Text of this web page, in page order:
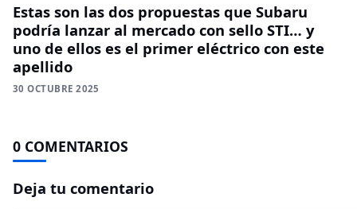
Estas son las dos propuestas que Subaru
podría lanzar al mercado con sello STI… y
uno de ellos es el primer eléctrico con este
apellido
30 OCTUBRE 2025
0 COMENTARIOS
Deja tu comentario